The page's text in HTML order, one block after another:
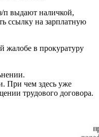
п выдают наличкой,
ссылку на зарплатную
жалобе в прокуратуру
При чем здесь уже
трудового договора.